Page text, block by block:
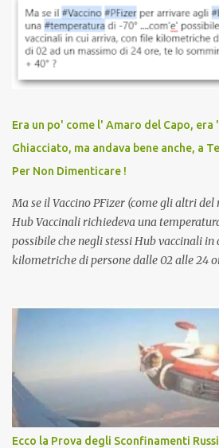
sconti, incentivi per vaccinarsi. Non
discriminazioni per coloro che non
vaccinato, nessuno aveva prima cercato
persona cattiva. Non avevamo mai visto
vaccino usato per minacciare i mezzi di
scuola. Non avevamo mai visto un
dodicenne di ignorare il consenso dei
che abbiamo elencato sopra...
Era un po' come l' Amaro del Capo,
Ghiacciato, ma andava bene anche, a
Per Non Dimenticare !
Ma se il Vaccino PFizer (come gli altri
Hub Vaccinali richiedeva una
possibile che negli stessi Hub vaccinali
kilometriche di persone dalle 02 alle 24
Vaccino come: l' Amaro del Capo, era
andava bene anche, a Temperatura
l'articolo per NON Dimenticare!
Ecco la Prova degli Sconfinamenti